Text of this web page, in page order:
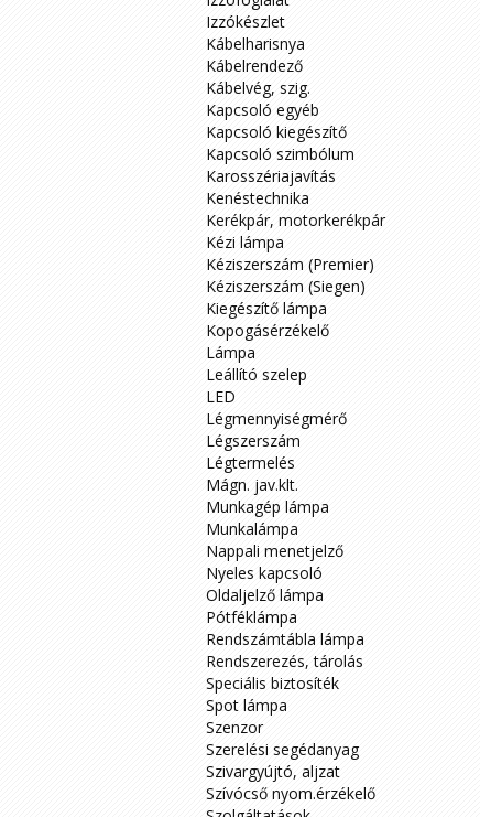
Izzókészlet
Kábelharisnya
Kábelrendező
Kábelvég, szig.
Kapcsoló egyéb
Kapcsoló kiegészítő
Kapcsoló szimbólum
Karosszériajavítás
Kenéstechnika
Kerékpár, motorkerékpár
Kézi lámpa
Kéziszerszám (Premier)
Kéziszerszám (Siegen)
Kiegészítő lámpa
Kopogásérzékelő
Lámpa
Leállító szelep
LED
Légmennyiségmérő
Légszerszám
Légtermelés
Mágn. jav.klt.
Munkagép lámpa
Munkalámpa
Nappali menetjelző
Nyeles kapcsoló
Oldaljelző lámpa
Pótféklámpa
Rendszámtábla lámpa
Rendszerezés, tárolás
Speciális biztosíték
Spot lámpa
Szenzor
Szerelési segédanyag
Szivargyújtó, aljzat
Szívócső nyom.érzékelő